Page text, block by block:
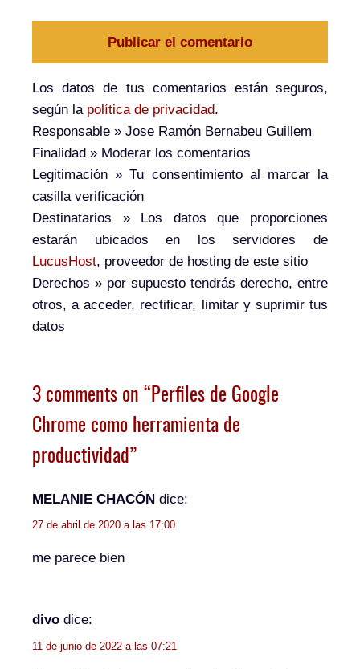
Los datos de tus comentarios están seguros,
según la política de privacidad.
Responsable » Jose Ramón Bernabeu Guillem
Finalidad » Moderar los comentarios
Legitimación » Tu consentimiento al marcar la
casilla verificación
Destinatarios » Los datos que proporciones
estarán ubicados en los servidores de
LucusHost, proveedor de hosting de este sitio
Derechos » por supuesto tendrás derecho, entre
otros, a acceder, rectificar, limitar y suprimir tus
datos
3 comments on “Perfiles de Google
Chrome como herramienta de
productividad”
MELANIE CHACÓN dice:
27 de abril de 2020 a las 17:00
me parece bien
divo dice:
11 de junio de 2022 a las 07:21